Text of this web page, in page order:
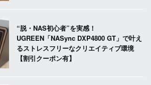
“脱・NAS初心者”を実感！
UGREEN「NASync DXP4800 GT」で叶え
るストレスフリーなクリエイティブ環境
【割引クーポン有】